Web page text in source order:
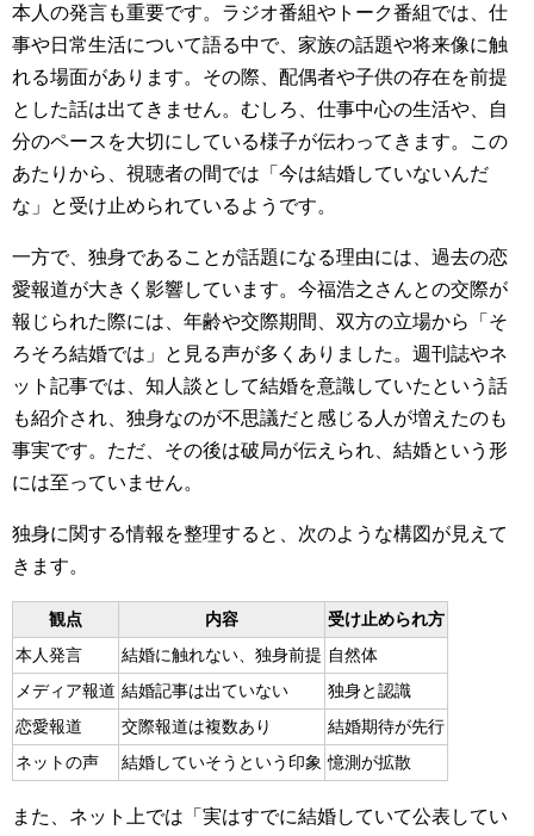
本人の発言も重要です。ラジオ番組やトーク番組では、仕
事や日常生活について語る中で、家族の話題や将来像に触
れる場面があります。その際、配偶者や子供の存在を前提
とした話は出てきません。むしろ、仕事中心の生活や、自
分のペースを大切にしている様子が伝わってきます。この
あたりから、視聴者の間では「今は結婚していないんだ
な」と受け止められているようです。
一方で、独身であることが話題になる理由には、過去の恋
愛報道が大きく影響しています。今福浩之さんとの交際が
報じられた際には、年齢や交際期間、双方の立場から「そ
ろそろ結婚では」と見る声が多くありました。週刊誌やネ
ット記事では、知人談として結婚を意識していたという話
も紹介され、独身なのが不思議だと感じる人が増えたのも
事実です。ただ、その後は破局が伝えられ、結婚という形
には至っていません。
独身に関する情報を整理すると、次のような構図が見えて
きます。
観点 内容
受け止められ方
本人発言
結婚に触れない、独身前提 自然体
メディア報道 結婚記事は出ていない
独身と認識
恋愛報道
交際報道は複数あり
結婚期待が先行
ネットの声
結婚していそうという印象 憶測が拡散
また、ネット上では「実はすでに結婚していて公表してい